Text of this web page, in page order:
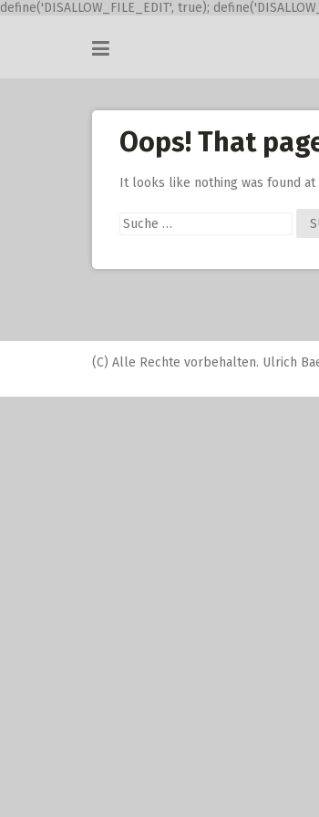
define('DISALLOW_FILE_EDIT', true);
Oops! That
It looks like nothing was found
Suche
nach:
(C) Alle Rechte vorbehalten. Ulrich